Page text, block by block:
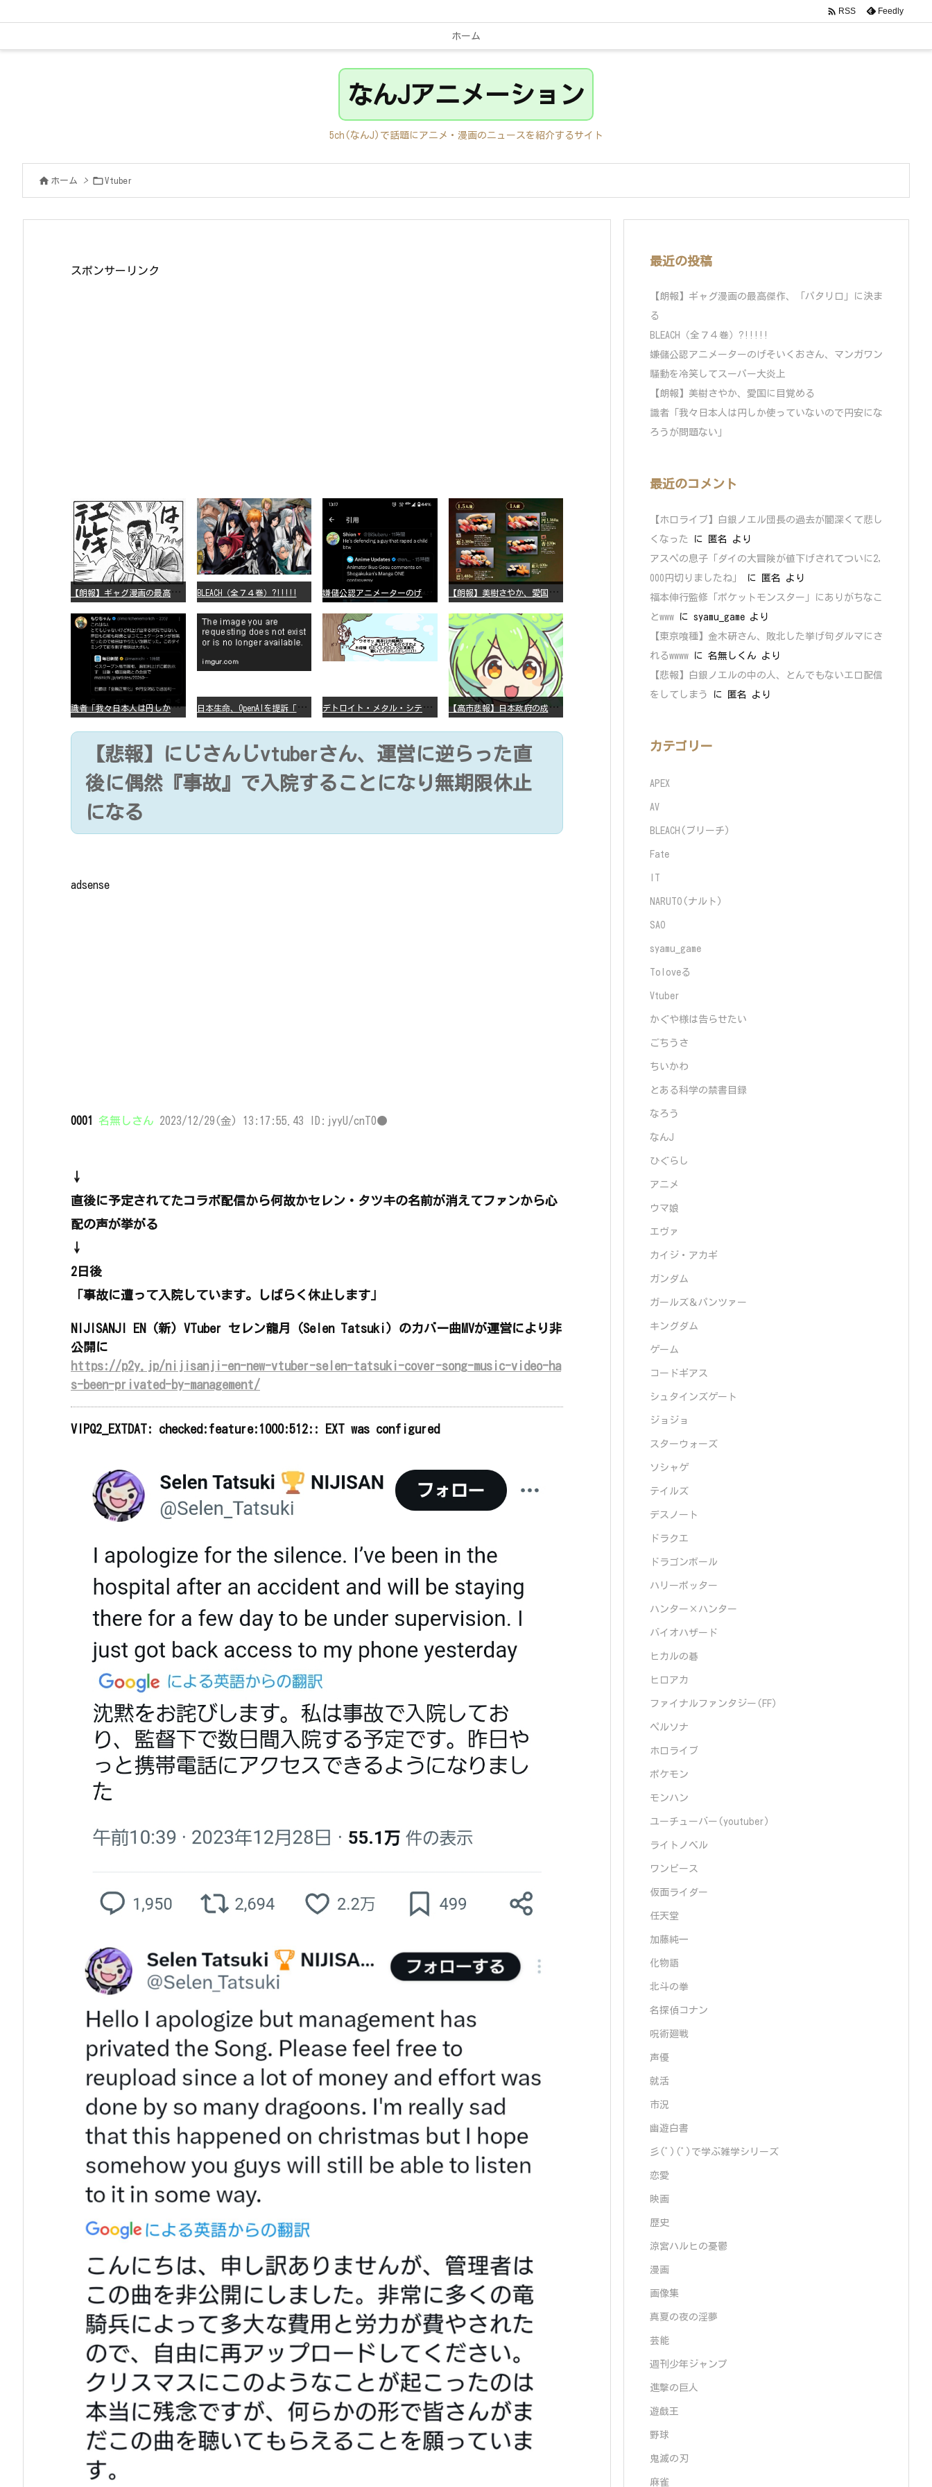
ホーム
 RSS Feedly
なんJアニメーション
5ch(なんJ)で話題にアニメ・漫画のニュースを紹介するサイト
 ホーム > Vtuber
スポンサーリンク
【
朗報】ギャグ漫画の最高傑作、「パタリロ」に決まる BLEACH（全７４巻）?!!!!! 嫌
儲公認アニメーターのげそいくおさん、マンガワン騒動を冷笑してスーパー大炎上 【
朗報】美樹さやか、愛国に目覚める
識
者「我々日本人は円しか使っていないので円安になろうが問題ない」 日
本生命、OpenAIを提訴「ChatGPTが非弁行為」 デ
トロイト・メタル・シティー ⇐これ、いまアニメ化したら、えらいことになってたよな？ 【
高市悲報】日本政府の成長戦略に「暗号資産」が消えるいったいなぜ…？
【悲報】にじさんじvtuberさん、運営に逆らった直
後に偶然『事故』で入院することになり無期限休止
になる
adsense
0001 名無しさん 2023/12/29(金) 13:17:55.43 ID:jyyU/cnT0●
↓
直後に予定されてたコラボ配信から何故かセレン・タツキの名前が消えてファンから心
配の声が挙がる
↓
2日後
「事故に遭って入院しています。しばらく休止します」
NIJISANJI EN (新) VTuber セレン龍月 (Selen Tatsuki) のカバー曲MVが運営により非
公開に
https://p2y.jp/nijisanji-en-new-vtuber-selen-tatsuki-cover-song-music-video-ha
s-been-privated-by-management/
VIPQ2_EXTDAT: checked:feature:1000:512:: EXT was configured
最近の投稿
【朗報】ギャグ漫画の最高傑作、「パタリロ」に決ま
る
BLEACH（全７４巻）?!!!!!
嫌儲公認アニメーターのげそいくおさん、マンガワン
騒動を冷笑してスーパー大炎上
【朗報】美樹さやか、愛国に目覚める
識者「我々日本人は円しか使っていないので円安にな
ろうが問題ない」
最近のコメント
【ホロライブ】白銀ノエル団長の過去が闇深くて悲し
くなった
に 匿名
より
アスペの息子「ダイの大冒険が値下げされてついに2,
000円切りましたね」
に 匿名
より
福本伸行監修「ポケットモンスター」にありがちなこ
とwww に syamu_game より
【東京喰種】金木研さん、敗北した挙げ句ダルマにさ
れるwwww に 名無しくん より
【悲報】白銀ノエルの中の人、とんでもないエロ配信
をしてしまう
に 匿名 より
カテゴリー
APEX
AV
BLEACH(ブリーチ)
Fate
NARUTO(ナルト)
SAO
syamu_game
Toloveる
Vtuber
かぐや様は告らせたい
ごちうさ
ちいかわ
とある科学の禁書目録
なろう
なんJ
ひぐらし
アニメ
ウマ娘
エヴァ
カイジ・アカギ
ガンダム
ガールズ＆パンツァー
キングダム
ゲーム
コードギアス
シュタインズゲート
ジョジョ
スターウォーズ
ソシャゲ
テイルズ
デスノート
ドラクエ
ドラゴンボール
ハリーポッター
ハンター×ハンター
バイオハザード
ヒカルの碁
ヒロアカ
ファイナルファンタジー(FF)
ペルソナ
ホロライブ
ポケモン
モンハン
ユーチューバー(youtuber)
ライトノベル
ワンピース
仮面ライダー
任天堂
加藤純一
化物語
北斗の拳
名探偵コナン
呪術廻戦
声優
就活
市況
幽遊白書
彡(ﾟ)(ﾟ)で学ぶ雑学シリーズ
恋愛
映画
歴史
涼宮ハルヒの憂鬱
漫画
画像集
真夏の夜の淫夢
芸能
週刊少年ジャンプ
進撃の巨人
遊戯王
野球
鬼滅の刃
麻雀